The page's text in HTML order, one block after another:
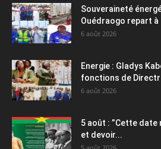
Souveraineté
Ouédraogo repart à
6 août 2026
Energie : Gladys
fonctions de
6 août 2026
5 août : ”Cette
et devoir...